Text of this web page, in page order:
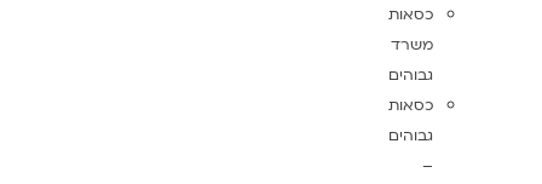
כסאות
משרד
גבוהים
כסאות
גבוהים
–